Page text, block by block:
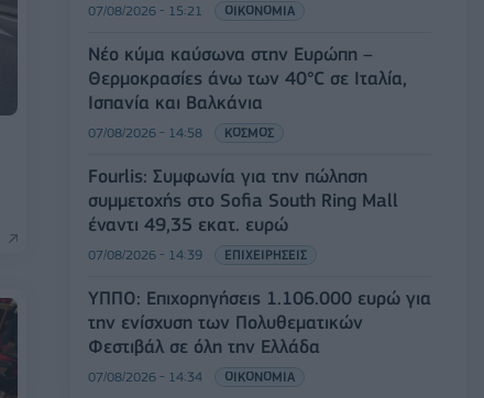
07/08/2026 - 15:21 ΟΙΚΟΝΟΜΙΑ
Νέο κύμα καύσωνα στην Ευρώπη –
Θερμοκρασίες άνω των 40°C σε Ιταλία,
Ισπανία και Βαλκάνια
07/08/2026 - 14:58 ΚΟΣΜΟΣ
Fourlis: Συμφωνία για την πώληση
συμμετοχής στο Sofia South Ring Mall
έναντι 49,35 εκατ. ευρώ
07/08/2026 - 14:39 ΕΠΙΧΕΙΡΗΣΕΙΣ
ΥΠΠΟ: Επιχορηγήσεις 1.106.000 ευρώ για
την ενίσχυση των Πολυθεματικών
Φεστιβάλ σε όλη την Ελλάδα
07/08/2026 - 14:34 ΟΙΚΟΝΟΜΙΑ